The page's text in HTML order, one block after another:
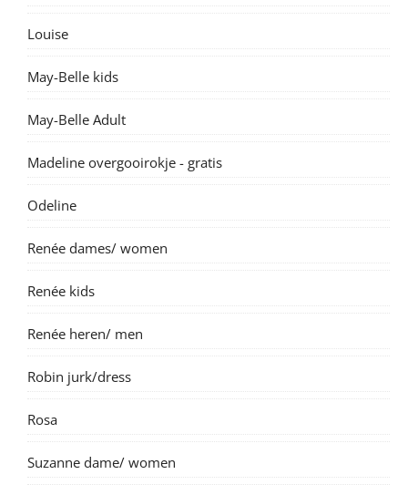
Louise
May-Belle kids
May-Belle Adult
Madeline overgooirokje - gratis
Odeline
Renée dames/ women
Renée kids
Renée heren/ men
Robin jurk/dress
Rosa
Suzanne dame/ women